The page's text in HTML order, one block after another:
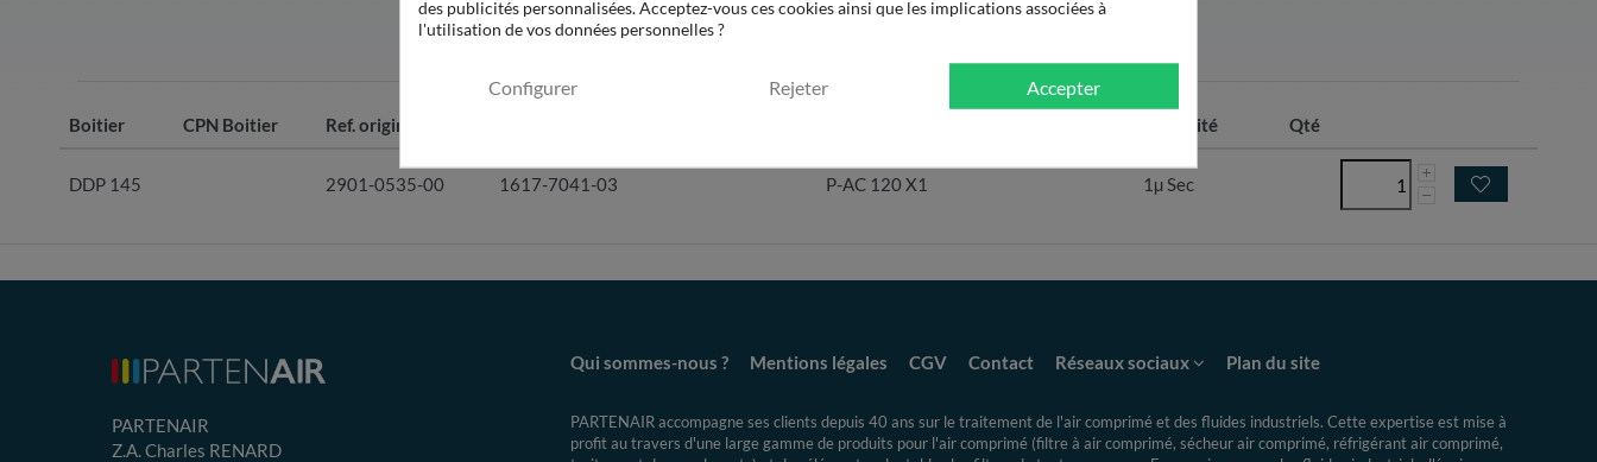
Boitier CPN Boitier Ref. origine Efficacité Qté
DDP 145 2901-0535-00 1617-7041-03 P-AC 120 X1 1µ Sec
PARTENAIR
Z.A. Charles RENARD
Qui sommes-nous ? Mentions légales CGV Contact Réseaux sociaux Plan du site
PARTENAIR accompagne ses clients depuis 40 ans sur le traitement de l'air comprimé et des fluides industriels. Cette expertiseest mise à
profit au travers d'une large gamme de produits pour l'air comprimé (filtre à air comprimé, sécheur air comprimé, réfrigérant air comprimé,
des publicités personnalisées. Acceptez-vous ces cookies ainsi que les implications associées à
l'utilisation de vos données personnelles ?
Configurer Rejeter Accepter